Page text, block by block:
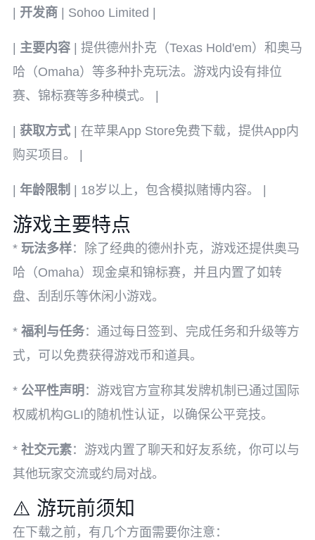
开发商 | Sohoo Limited |
主要内容 | 提供德州扑克（Texas Hold'em）和奥马
哈（Omaha）等多种扑克玩法。游戏内设有排位
赛、锦标赛等多种模式。 |
获取方式 | 在苹果App Store免费下载，提供App内
购买项目。 |
年龄限制 | 18岁以上，包含模拟赌博内容。 |
游戏主要特点
* 玩法多样：除了经典的德州扑克，游戏还提供奥马
哈（Omaha）现金桌和锦标赛，并且内置了如转
盘、刮刮乐等休闲小游戏。
* 福利与任务：通过每日签到、完成任务和升级等方
式，可以免费获得游戏币和道具。
* 公平性声明 ：游戏官方宣称其发牌机制已通过国际
权威机构GLI的随机性认证，以确保公平竞技。
* 社交元素：游戏内置了聊天和好友系统，你可以与
其他玩家交流或约局对战。
⚠️ 游玩前须知
在下载之前，有几个方面需要你注意：